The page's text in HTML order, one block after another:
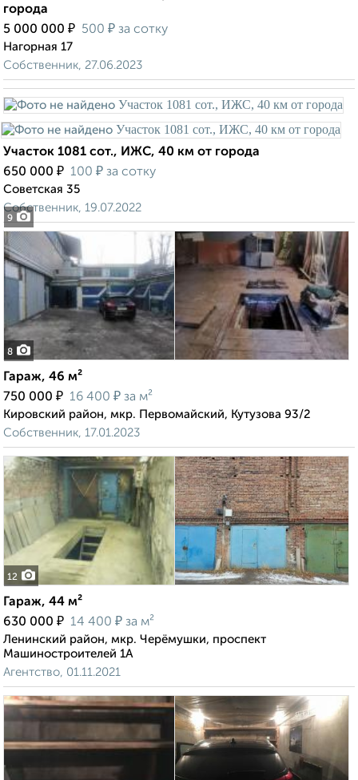
города
5 000 000 ₽ 500 ₽ за сотку
Нагорная 17
Собственник, 27.06.2023
9
Участок 1081 сот., ИЖС, 40 км от города
650 000 ₽ 100 ₽ за сотку
Советская 35
Собственник, 19.07.2022
8
Гараж, 46 м²
750 000 ₽ 16 400 ₽ за м²
Кировский район, мкр. Первомайский, Кутузова 93/2
Собственник, 17.01.2023
12
Гараж, 44 м²
630 000 ₽ 14 400 ₽ за м²
Ленинский район, мкр. Черёмушки, проспект
Машиностроителей 1А
Агентство, 01.11.2021